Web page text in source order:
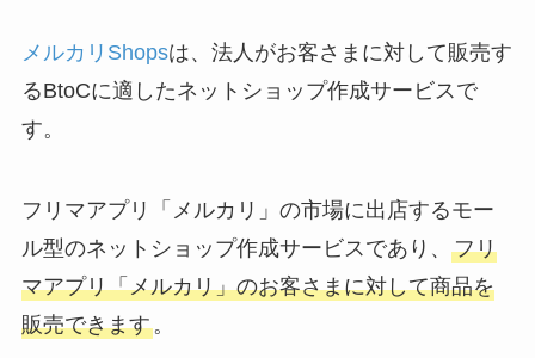
メルカリShopsは、法人がお客さまに対して販売す
るBtoCに適したネットショップ作成サービスで
す。
フリマアプリ「メルカリ」の市場に出店するモー
ル型のネットショップ作成サービスであり、 フリ
マアプリ「メルカリ」のお客さまに対して商品を
販売できます。